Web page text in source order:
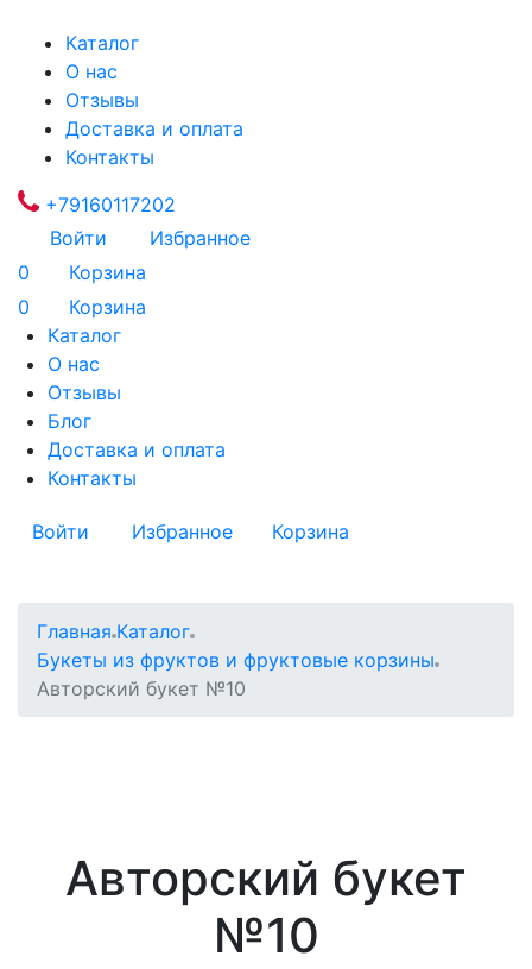
Каталог
О нас
Отзывы
Доставка и оплата
Контакты
+79160117202
Войти
Избранное
0
Корзина
0
Корзина
Каталог
О нас
Отзывы
Блог
Доставка и оплата
Контакты
Войти Избранное Корзина
Главная Каталог
Букеты из фруктов и фруктовые корзины
Авторский букет №10
Авторский букет
№10